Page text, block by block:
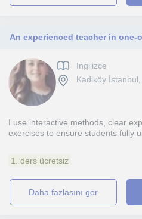
Ingilizce
Kadiköy
I use interactive methods, clear
exercises to ensure students fully
1. ders ücretsiz
daha fazlasını gör